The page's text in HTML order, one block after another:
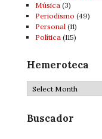
Música(3)
Periodismo (49)
Personal(11)
Política(115)
Hemeroteca
Hemeroteca
Buscador